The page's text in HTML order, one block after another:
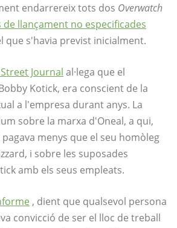
endarrereix tots dos Overwatch
de llançament no especificades
que s'havia previst inicialment.
Journal al·lega que el
Kotick, era conscient de la
a l'empresa durant anys. La
sobre la marxa d'Oneal, a qui,
menys que el seu homòleg
i sobre les suposades
amb els seus empleats.
, dient que qualsevol persona
convicció de ser el lloc de treball